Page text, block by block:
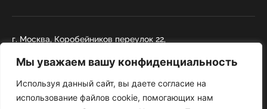
Мы уважаем вашу конфиденциальность
Используя данный сайт, вы даете согласие на
использование файлов cookie, помогающих нам
г. Москва, Коробейников переулок 22,
+7 495 252 67 88